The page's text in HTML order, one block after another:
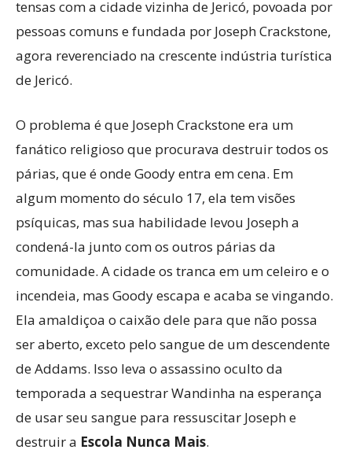
tensas com a cidade vizinha de Jericó, povoada por
pessoas comuns e fundada por Joseph Crackstone,
agora reverenciado na crescente indústria turística
de Jericó.
O problema é que Joseph Crackstone era um
fanático religioso que procurava destruir todos os
párias, que é onde Goody entra em cena. Em
algum momento do século 17, ela tem visões
psíquicas, mas sua habilidade levou Joseph a
condená-la junto com os outros párias da
comunidade. A cidade os tranca em um celeiro e o
incendeia, mas Goody escapa e acaba se vingando.
Ela amaldiçoa o caixão dele para que não possa
ser aberto, exceto pelo sangue de um descendente
de Addams. Isso leva o assassino oculto da
temporada a sequestrar Wandinha na esperança
de usar seu sangue para ressuscitar Joseph e
destruir a Escola Nunca Mais.